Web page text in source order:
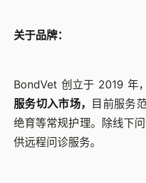
关于品牌：
BondVet 创立于 2019 年，
服务切入市场， 目前服务
绝育等常规护理。除线下
供远程问诊服务。